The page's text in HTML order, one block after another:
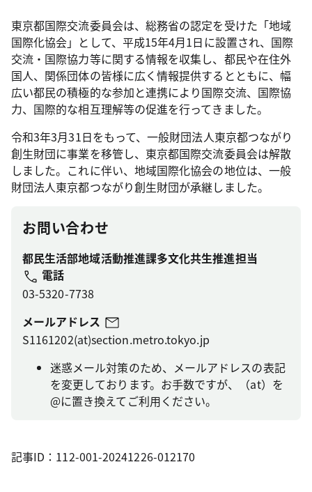
東京都国際交流委員会は、総務省の認定を受けた「地域
国際化協会」として、平成15年4月1日に設置され、国際
交流・国際協力等に関する情報を収集し、都民や在住外
国人、関係団体の皆様に広く情報提供するとともに、幅
広い都民の積極的な参加と連携により国際交流、国際協
力、国際的な相互理解等の促進を行ってきました。
令和3年3月31日をもって、一般財団法人東京都つながり
創生財団に事業を移管し、東京都国際交流委員会は解散
しました。これに伴い、地域国際化協会の地位は、一般
財団法人東京都つながり創生財団が承継しました。
お問い合わせ
都民生活部地域活動推進課多文化共生推進担当
電話
03-5320-7738
メールアドレス
S1161202(at)section.metro.tokyo.jp
迷惑メール対策のため、メールアドレスの表記
を変更しております。お手数ですが、（at）を
@に置き換えてご利用ください。
記事ID：112-001-20241226-012170